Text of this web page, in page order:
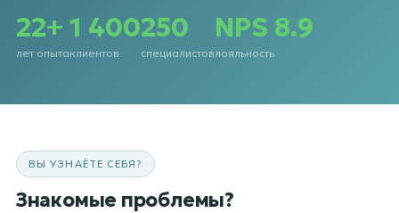
22+
лет опыта
1 400
клиентов
250
специалистов
NPS 8.9
лояльность
ВЫ УЗНАЁТЕ СЕБЯ?
Знакомые проблемы?